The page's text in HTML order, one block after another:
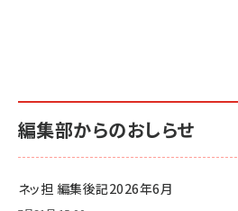
編集部からのおしらせ
ネッ担 編集後記2026年6月